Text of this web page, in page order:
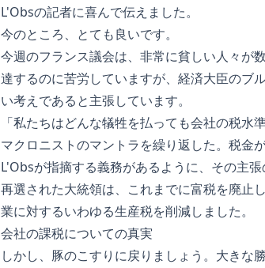
L'Obsの記者に喜んで伝えました。
今のところ、とても良いです。
今週のフランス議会は、非常に貧しい人々が
達するのに苦労していますが、経済大臣のブ
い考えであると主張しています。
「私たちはどんな犠牲を払っても会社の税
マクロニストのマントラを繰り返した。税金
L'Obsが指摘する義務があるように、その主
再選された大統領は、これまでに富税を廃止
業に対するいわゆる生産税を削減しました。
会社の課税についての真実
しかし、豚のこすりに戻りましょう。大きな